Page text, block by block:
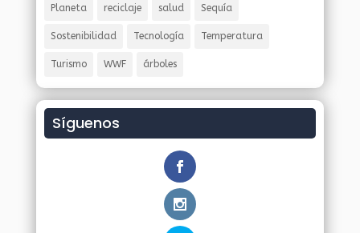
Planeta reciclaje salud Sequía
Sostenibilidad Tecnología Temperatura
Turismo WWF árboles
Síguenos